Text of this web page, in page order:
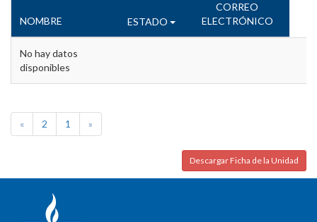
NOMBRE ESTADO
CORREO
ELECTRÓNICO
No hay datos
disponibles
« 2 1 »
Descargar Ficha de la Unidad